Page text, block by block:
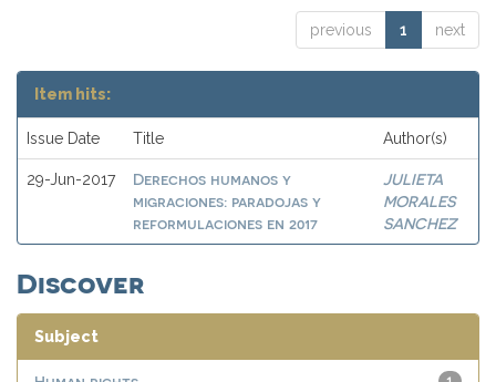
previous 1 next
Item hits:
Issue Date Title Author(s)
29-Jun-2017
Derechos humanos y
migraciones: paradojas y
reformulaciones en 2017
JULIETA
MORALES
SANCHEZ
Discover
Subject